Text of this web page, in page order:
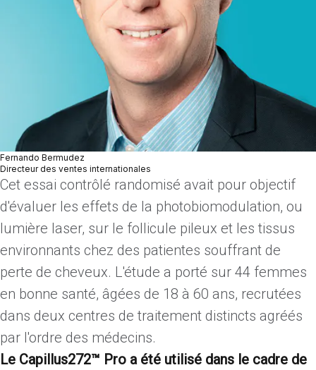
Fernando Bermudez
Directeur des ventes internationales
Cet essai contrôlé randomisé avait pour objectif
d'évaluer les effets de la photobiomodulation, ou
lumière laser, sur le follicule pileux et les tissus
environnants chez des patientes souffrant de
perte de cheveux. L'étude a porté sur 44 femmes
en bonne santé, âgées de 18 à 60 ans, recrutées
dans deux centres de traitement distincts agréés
par l'ordre des médecins.
Le Capillus272™ Pro a été utilisé dans le cadre de